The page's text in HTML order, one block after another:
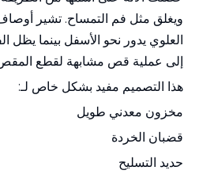
ويغلق مثل فم التمساح. تشير
العلوي يدور نحو الأسفل بينما يظل
إلى عملية قص مشابهة لقطع المقص
هذا التصميم مفيد بشكل خاص لـ:
مخزون معدني طويل
قضبان الخردة
حديد التسليح